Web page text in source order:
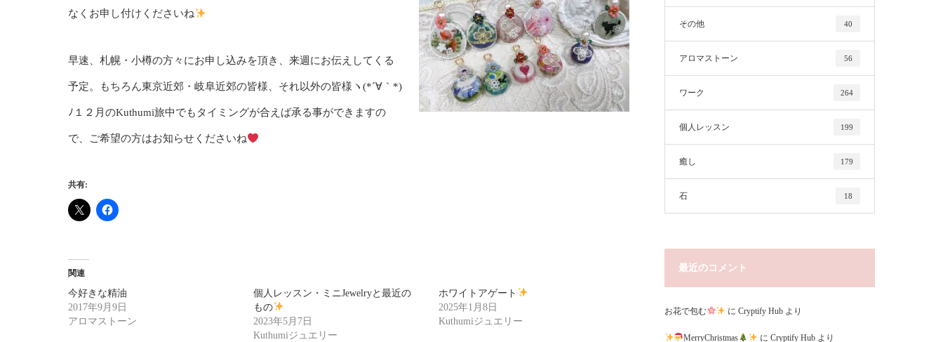
なくお申し付けくださいね
早速、札幌・小樽の方々にお申し込みを頂き、来週にお伝えしてくる
予定。もちろん東京近郊・岐阜近郊の皆様、それ以外の皆様ヽ(*´∀｀*)
ﾉ１２月のKuthumi旅中でもタイミングが合えば承る事ができますの
で、ご希望の方はお知らせくださいね
共有:
関連
今好きな精油
2017年9月9日
アロマストーン
個人レッスン・ミニJewelryと最近の
もの
2023年5月7日
Kuthumiジュエリー
ホワイトアゲート
2025年1月8日
Kuthumiジュエリー
その他 40
アロマストーン 56
ワーク 264
個人レッスン 199
癒し 179
石 18
最近のコメント
お花で包む にCryptify Hub より
MerryChristmas に Cryptify Hubより